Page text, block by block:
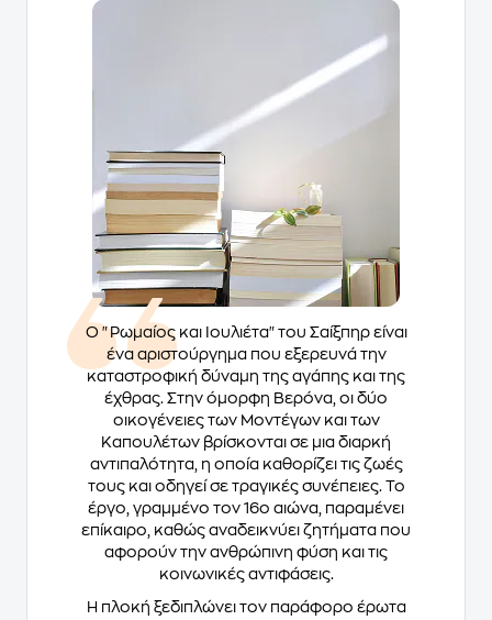
Ο "Ρωμαίος και Ιουλιέτα" του Σαίξπηρ είναι
ένα αριστούργημα που εξερευνά την
καταστροφική δύναμη της αγάπης και της
έχθρας. Στην όμορφη Βερόνα, οι δύο
οικογένειες των Μοντέγων και των
Καπουλέτων βρίσκονται σε μια διαρκή
αντιπαλότητα, η οποία καθορίζει τις ζωές
τους και οδηγεί σε τραγικές συνέπειες. Το
έργο, γραμμένο τον 16ο αιώνα, παραμένει
επίκαιρο, καθώς αναδεικνύει ζητήματα που
αφορούν την ανθρώπινη φύση και τις
κοινωνικές αντιφάσεις.
Η πλοκή ξεδιπλώνει τον παράφορο έρωτα